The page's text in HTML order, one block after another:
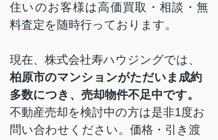
住いのお客様は高価買取・相談・無
料査定を随時行っております。
現在、株式会社寿ハウジングでは、
柏原市のマンションがただいま成約
多数につき、売却物件不足中です。
不動産売却を検討中の方は是非1度お
問い合わせください。価格・引き渡